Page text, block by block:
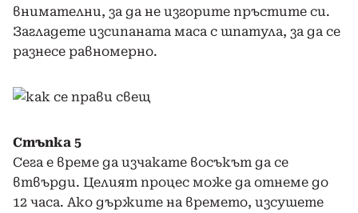
внимателни, за да не изгорите пръстите си.
Загладете изсипаната маса с шпатула, за да се
разнесе равномерно.
Стъпка 5
Сега е време да изчакате восъкът да се
втвърди. Целият процес може да отнеме до
12 часа. Ако държите на времето, изсушете